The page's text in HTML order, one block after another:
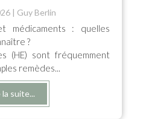
Guy Berlin
médicaments : quelles
?
(HE) sont fréquemment
remèdes...
la suite...